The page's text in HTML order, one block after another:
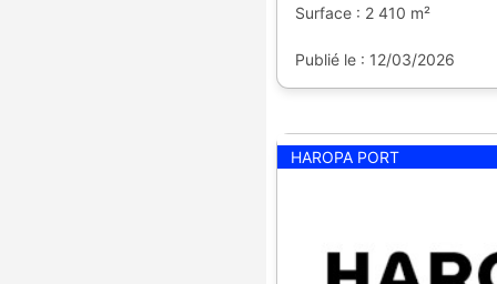
Surface : 2 410 m²
Publié le : 12/03/2026
HAROPA PORT